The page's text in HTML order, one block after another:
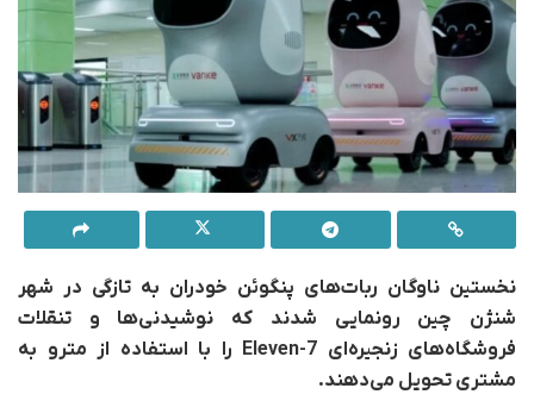
نخستین ناوگان ربات‌های پنگوئن خودران به‌ تازگی در شهر
شنژن چین رونمایی شدند که نوشیدنی‌ها و تنقلات
فروشگاه‌های زنجیره‌ای 7-Eleven را با استفاده از مترو به
مشتری تحویل می‌دهند.